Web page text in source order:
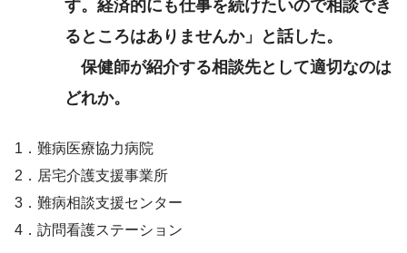
す。経済的にも仕事を続けたいので相談でき
るところはありませんか」と話した。
保健師が紹介する相談先として適切なのは
どれか。
1．難病医療協力病院
2．居宅介護支援事業所
3．難病相談支援センター
4．訪問看護ステーション